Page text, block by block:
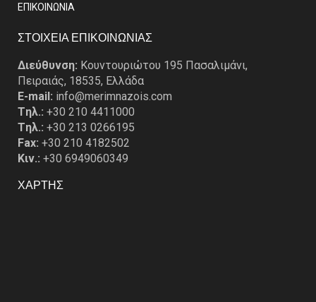
EΠΙΚΟΙΝΩΝΙΑ
ΣΤΟΙΧΕΙΑ ΕΠΙΚΟΙΝΩΝΙΑΣ
Διεύθυνση: Κουντουριώτου 195 Πασαλιμάνι,
Πειραιάς, 18535, Ελλάδα
E-mail: info@merimnazois.com
Tηλ.: +30 210 4411000
Tηλ.: +30 213 0266195
Fax: +30 210 4182502
Κιν.: +30 6949060349
ΧΑΡΤΗΣ